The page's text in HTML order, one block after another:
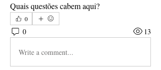
Quais questões cabem aqui?
0
0 13
Write a comment...